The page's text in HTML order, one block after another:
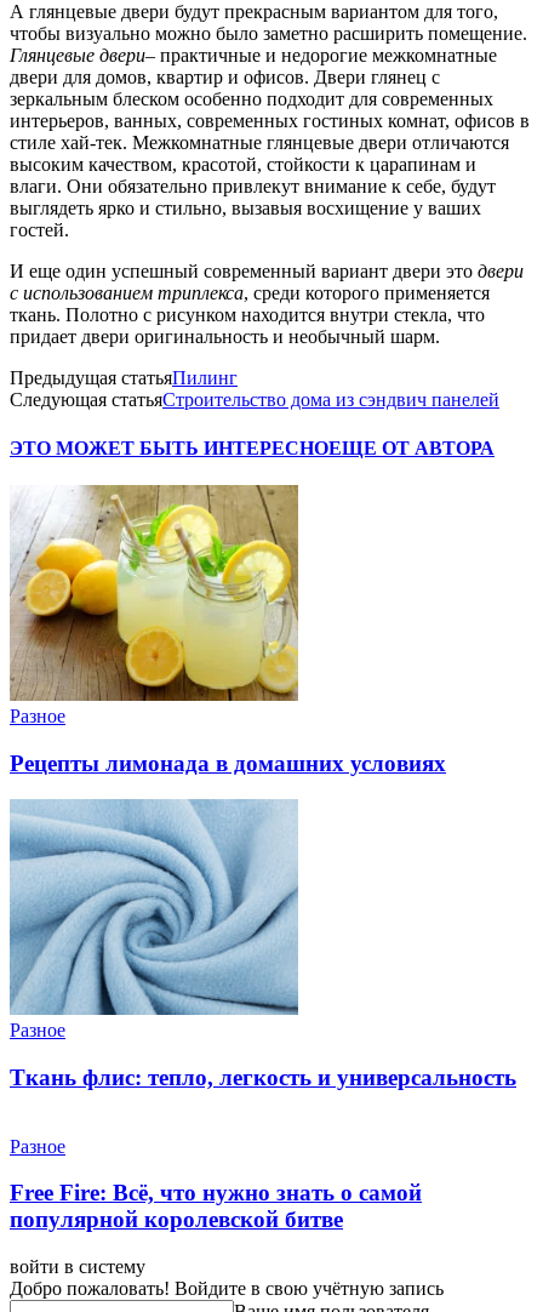
А глянцевые двери будут прекрасным вариантом для того,
чтобы визуально можно было заметно расширить помещение.
Глянцевые двери– практичные и недорогие межкомнатные
двери для домов, квартир и офисов. Двери глянец с
зеркальным блеском особенно подходит для современных
интерьеров, ванных, современных гостиных комнат, офисов в
стиле хай-тек. Межкомнатные глянцевые двери отличаются
высоким качеством, красотой, стойкости к царапинам и
влаги. Они обязательно привлекут внимание к себе, будут
выглядеть ярко и стильно, вызавыя восхищение у ваших
гостей.
И еще один успешный современный вариант двери это двери
с использованием триплекса, среди которого применяется
ткань. Полотно с рисунком находится внутри стекла, что
придает двери оригинальность и необычный шарм.
Предыдущая статьяПилинг
Следующая статьяСтроительство дома из сэндвич панелей
ЭТО МОЖЕТ БЫТЬ ИНТЕРЕСНОЕЩЕ ОТ АВТОРА
Разное
Рецепты лимонада в домашних условиях
Разное
Ткань флис: тепло, легкость и универсальность
Разное
Free Fire: Всё, что нужно знать о самой
популярной королевской битве
войти в систему
Добро пожаловать! Войдите в свою учётную запись